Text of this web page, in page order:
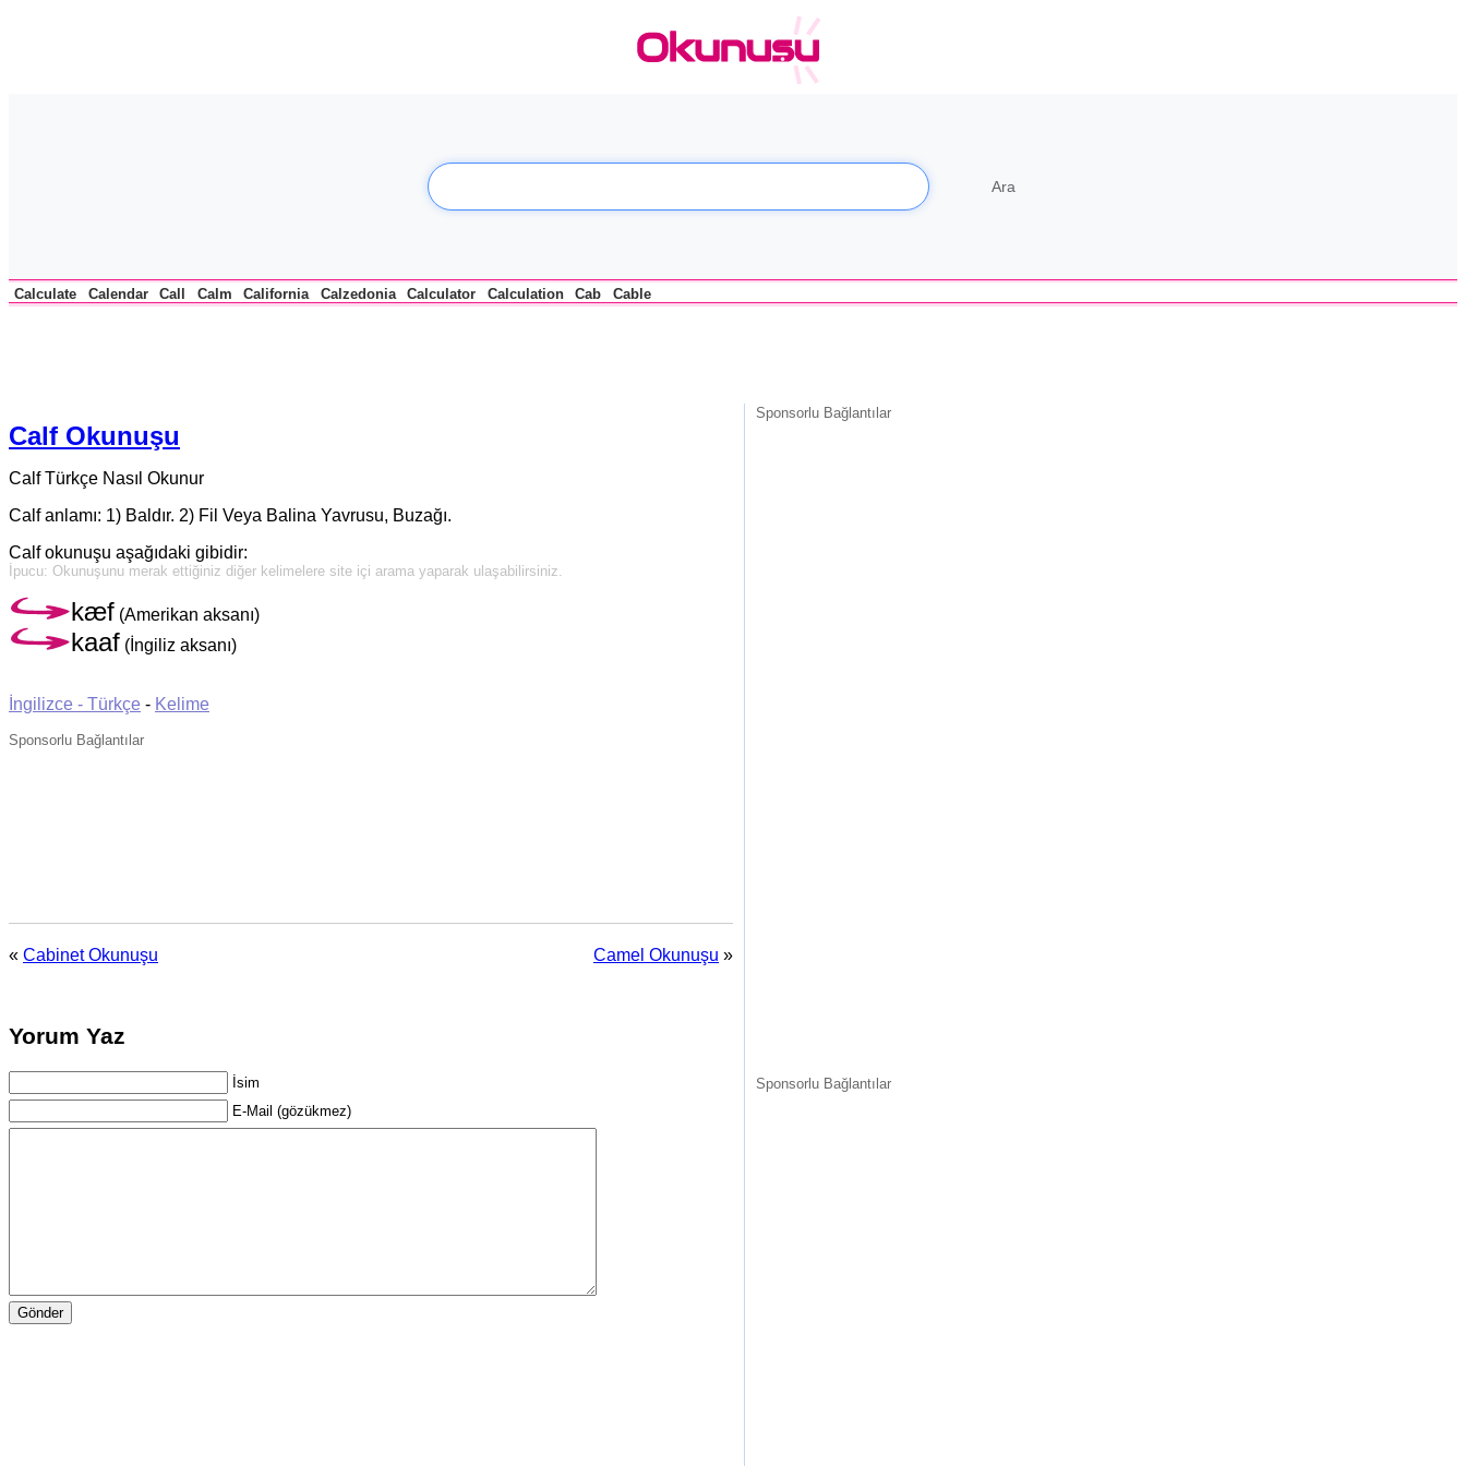
Calculate Calendar Call Calm California Calzedonia Calculator Calculation Cab Cable
Sponsorlu Bağlantılar
Sponsorlu Bağlantılar
Calf Okunuşu
Calf Türkçe Nasıl Okunur
Calf anlamı: 1) Baldır. 2) Fil Veya Balina Yavrusu, Buzağı.
Calf okunuşu aşağıdaki gibidir:
İpucu: Okunuşunu merak ettiğiniz diğer kelimelere site içi arama yaparak ulaşabilirsiniz.
kæf (Amerikan aksanı)
kaaf (İngiliz aksanı)
İngilizce - Türkçe - Kelime
Sponsorlu Bağlantılar
« Cabinet Okunuşu Camel Okunuşu »
Yorum Yaz
İsim
E-Mail (gözükmez)